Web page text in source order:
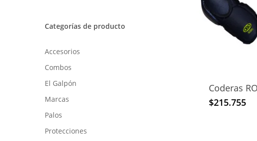
Categorías de producto
Accesorios
Combos
El Galpón
Marcas
Palos
Protecciones
Coderas
$215.755